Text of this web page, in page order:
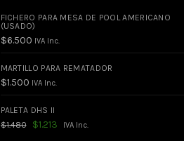
FICHERO PARA MESA DE POOL AMERICANO
(USADO)
$6.500 IVA Inc.
MARTILLO PARA REMATADOR
$1.500 IVA Inc.
PALETA DHS II
$1.480
El
$1.213 ElIVA Inc.